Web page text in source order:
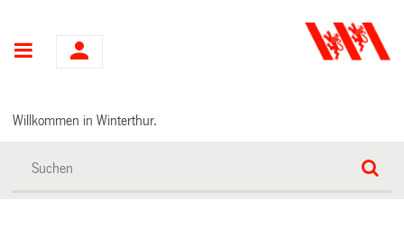
Hauptnavigation
Willkommen in Winterthur.